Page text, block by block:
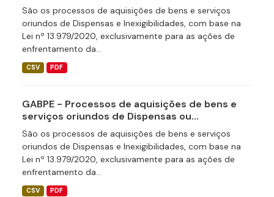
São os processos de aquisições de bens e serviços
oriundos de Dispensas e Inexigibilidades, com base na
Lei nº 13.979/2020, exclusivamente para as ações de
enfrentamento da...
CSV PDF
GABPE - Processos de aquisições de bens e
serviços oriundos de Dispensas ou...
São os processos de aquisições de bens e serviços
oriundos de Dispensas e Inexigibilidades, com base na
Lei nº 13.979/2020, exclusivamente para as ações de
enfrentamento da...
CSV PDF